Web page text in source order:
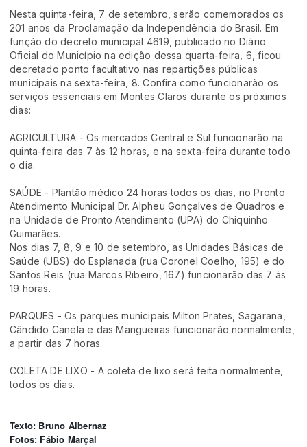
Nesta quinta-feira, 7 de setembro, serão comemorados os
201 anos da Proclamação da Independência do Brasil. Em
função do decreto municipal 4619, publicado no Diário
Oficial do Município na edição dessa quarta-feira, 6, ficou
decretado ponto facultativo nas repartições públicas
municipais na sexta-feira, 8. Confira como funcionarão os
serviços essenciais em Montes Claros durante os próximos
dias:
AGRICULTURA - Os mercados Central e Sul funcionarão na
quinta-feira das 7 às 12 horas, e na sexta-feira durante todo
o dia.
SAÚDE - Plantão médico 24 horas todos os dias, no Pronto
Atendimento Municipal Dr. Alpheu Gonçalves de Quadros e
na Unidade de Pronto Atendimento (UPA) do Chiquinho
Guimarães.
Nos dias 7, 8, 9 e 10 de setembro, as Unidades Básicas de
Saúde (UBS) do Esplanada (rua Coronel Coelho, 195) e do
Santos Reis (rua Marcos Ribeiro, 167) funcionarão das 7 às
19 horas.
PARQUES - Os parques municipais Milton Prates, Sagarana,
Cândido Canela e das Mangueiras funcionarão normalmente,
a partir das 7 horas.
COLETA DE LIXO - A coleta de lixo será feita normalmente,
todos os dias.
Texto: Bruno Albernaz
Fotos: Fábio Marçal